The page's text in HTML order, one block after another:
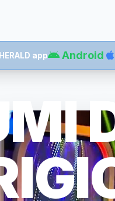
app Android